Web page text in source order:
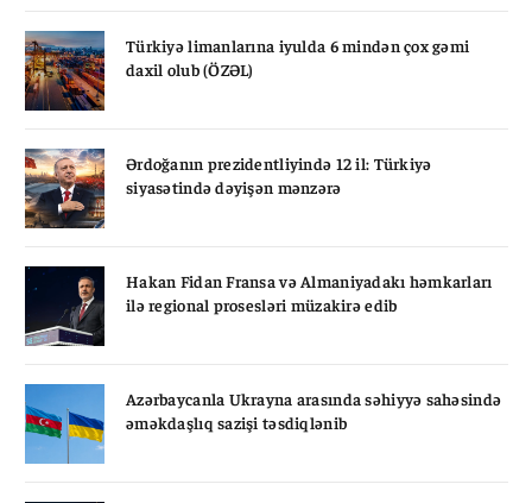
Türkiyə limanlarına iyulda 6 mindən çox gəmi
daxil olub (ÖZƏL)
Ərdoğanın prezidentliyində 12 il: Türkiyə
siyasətində dəyişən mənzərə
Hakan Fidan Fransa və Almaniyadakı həmkarları
ilə regional prosesləri müzakirə edib
Azərbaycanla Ukrayna arasında səhiyyə sahəsində
əməkdaşlıq sazişi təsdiqlənib